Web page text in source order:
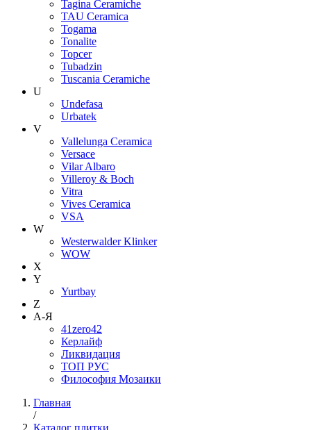
Tagina Ceramiche
TAU Ceramica
Togama
Tonalite
Topcer
Tubadzin
Tuscania Ceramiche
U
Undefasa
Urbatek
V
Vallelunga Ceramica
Versace
Vilar Albaro
Villeroy & Boch
Vitra
Vives Ceramica
VSA
W
Westerwalder Klinker
WOW
X
Y
Yurtbay
Z
А-Я
41zero42
Керлайф
Ликвидация
ТОП РУС
Философия Мозаики
Главная
/
Каталог плитки